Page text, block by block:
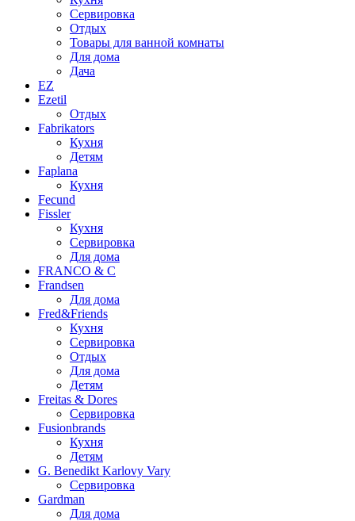
Сервировка
Отдых
Товары для ванной комнаты
Для дома
Дача
EZ
Ezetil
Отдых
Fabrikators
Кухня
Детям
Faplana
Кухня
Fecund
Fissler
Кухня
Сервировка
Для дома
FRANCO & C
Frandsen
Для дома
Fred&Friends
Кухня
Сервировка
Отдых
Для дома
Детям
Freitas & Dores
Сервировка
Fusionbrands
Кухня
Детям
G. Benedikt Karlovy Vary
Сервировка
Gardman
Для дома